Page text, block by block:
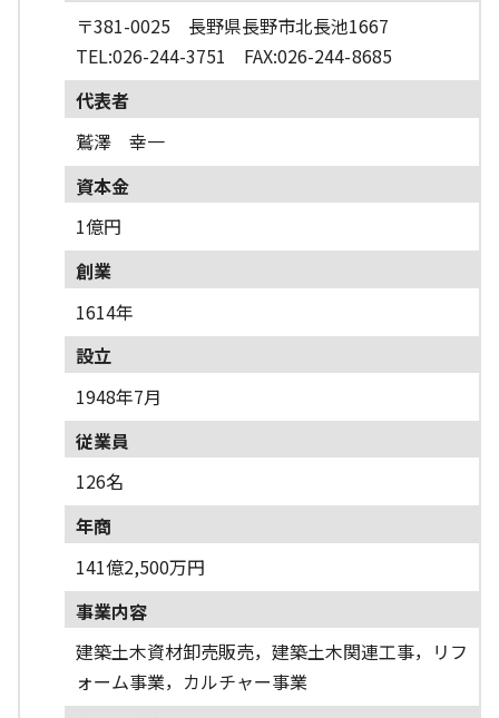
〒381-0025 長野県長野市北長池1667
TEL:026-244-3751 FAX:026-244-8685
代表者
鷲澤 幸一
資本金
1億円
創業
1614年
設立
1948年7月
従業員
126名
年商
141億2,500万円
事業内容
建築土木資材卸売販売，建築土木関連工事，リフ
ォーム事業，カルチャー事業